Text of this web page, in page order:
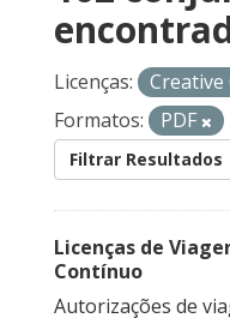
Licenças:
Formatos:
PDF
Filtrar Resultados
Licenças de
Contínuo
Autorizações de